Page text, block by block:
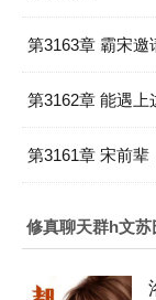
第3163章 霸宋邀
第3162章 能遇上
第3161章 宋前辈
修真聊天群h文